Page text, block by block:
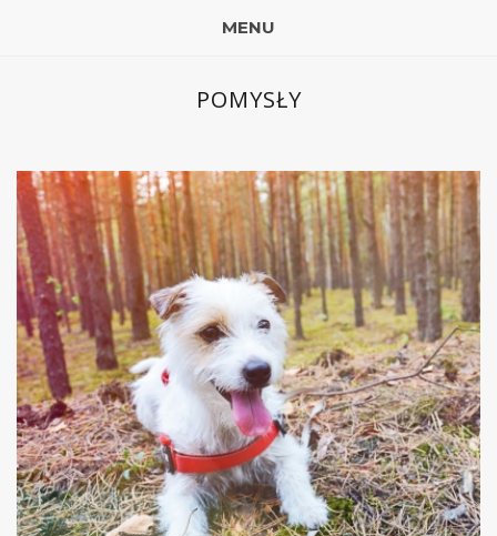
MENU
POMYSŁY